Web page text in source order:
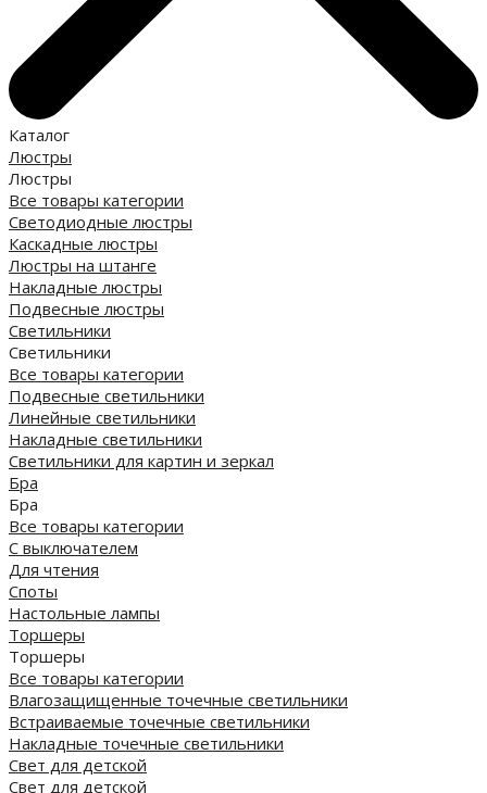
Каталог
Люстры
Люстры
Все товары категории
Светодиодные люстры
Каскадные люстры
Люстры на штанге
Накладные люстры
Подвесные люстры
Светильники
Светильники
Все товары категории
Подвесные светильники
Линейные светильники
Накладные светильники
Светильники для картин и зеркал
Бра
Бра
Все товары категории
С выключателем
Для чтения
Споты
Настольные лампы
Торшеры
Торшеры
Все товары категории
Влагозащищенные точечные светильники
Встраиваемые точечные светильники
Накладные точечные светильники
Свет для детской
Свет для детской